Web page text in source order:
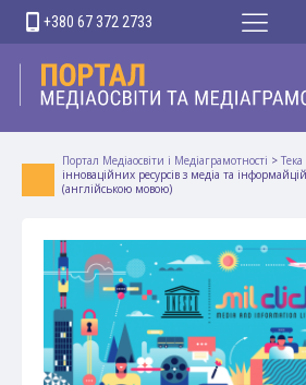
+380 67 372 2733
Портал Медіаосвіти і Медіаграмотності > Тека
інноваційних ресурсів з медіа та
(англійською мовою)